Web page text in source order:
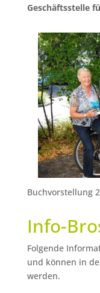
Geschäftsstelle
Buchvorstellung
Info-
Folgende
und können in
werden.